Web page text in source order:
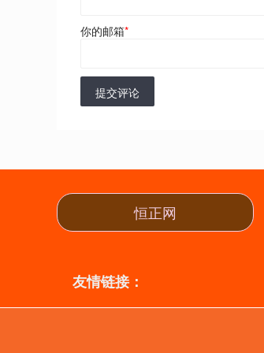
你的邮箱*
提交评论
恒正网
友情链接：